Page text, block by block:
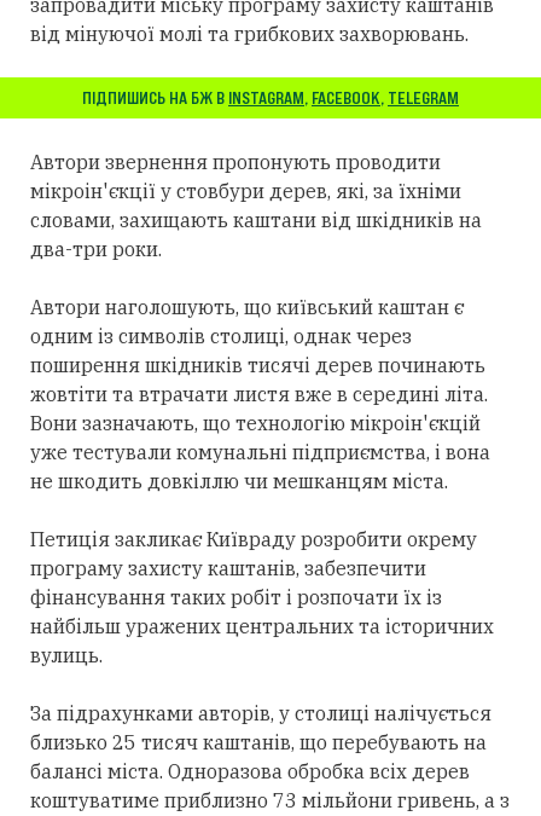
запровадити міську програму захисту каштанів
від мінуючої молі та грибкових захворювань.
ПІДПИШИСЬ НА БЖ В INSTAGRAM, FACEBOOK, TELEGRAM
Автори звернення пропонують проводити
мікроін'єкції у стовбури дерев, які, за їхніми
словами, захищають каштани від шкідників на
два-три роки.
Автори наголошують, що київський каштан є
одним із символів столиці, однак через
поширення шкідників тисячі дерев починають
жовтіти та втрачати листя вже в середині літа.
Вони зазначають, що технологію мікроін'єкцій
уже тестували комунальні підприємства, і вона
не шкодить довкіллю чи мешканцям міста.
Петиція закликає Київраду розробити окрему
програму захисту каштанів, забезпечити
фінансування таких робіт і розпочати їх із
найбільш уражених центральних та історичних
вулиць.
За підрахунками авторів, у столиці налічується
близько 25 тисяч каштанів, що перебувають на
балансі міста. Одноразова обробка всіх дерев
коштуватиме приблизно 73 мільйони гривень, а з